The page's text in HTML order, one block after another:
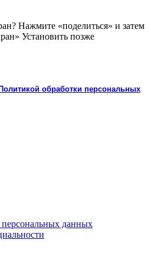
Нажмите «поделиться» и затем
Установить позже
обработки персональных
данных